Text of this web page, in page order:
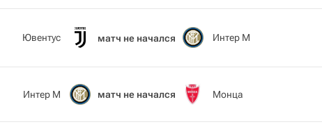
Ювентус матч не начался Интер М
Интер М матч не начался Монца